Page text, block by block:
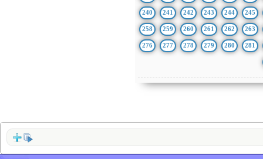
240 241 242 243 244 245
258 259 260 261 262 263
276 277 278 279 280 281